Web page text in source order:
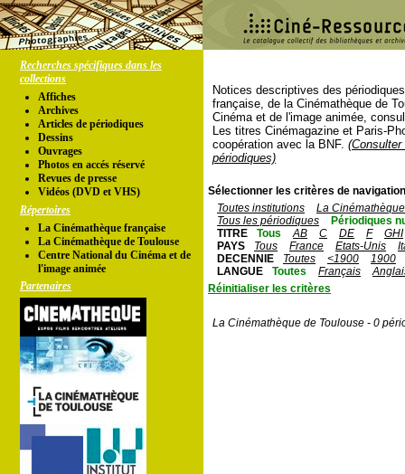
Recherches spécifiques dans les
collections
Affiches
Archives
Articles de périodiques
Dessins
Ouvrages
Photos en accés réservé
Revues de presse
Vidéos (DVD et VHS)
Répertoires
La Cinémathèque française
La Cinémathèque de Toulouse
Centre National du Cinéma et de
l'image animée
Partenaires
Notices descriptives des
française, de la Cinémathèque de
Cinéma et de l'image animée,
Les titres Cinémagazine et Paris-
coopération avec la BNF.
périodiques)
Sélectionner les critères de
Toutes institutions
La
Tous les périodiques
Périodiques
TITRE
Tous AB C DE F
GHI
PAYS
Tous France Etats-Unis
DECENNIE
Toutes <1900
1900
LANGUE
Toutes Français
Réinitialiser les critères
La Cinémathèque de Toulouse - 0